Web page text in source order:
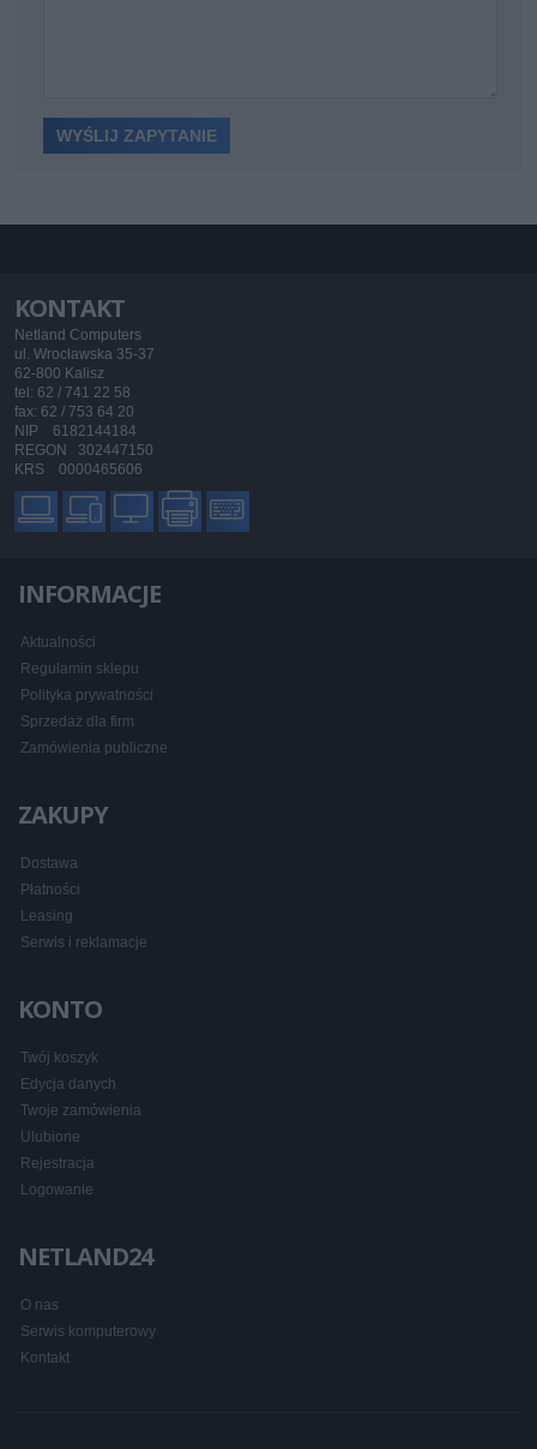
KONTAKT
Netland Computers
ul. Wrocławska 35-37
62-800 Kalisz
tel: 62 / 741 22 58
fax: 62 / 753 64 20
NIP 6182144184
REGON 302447150
KRS 0000465606
INFORMACJE
Aktualności
Regulamin sklepu
Polityka prywatności
Sprzedaż dla firm
Zamówienia publiczne
ZAKUPY
Dostawa
Płatności
Leasing
Serwis i reklamacje
KONTO
Twój koszyk
Edycja danych
Twoje zamówienia
Ulubione
Rejestracja
Logowanie
NETLAND24
O nas
Serwis komputerowy
Kontakt